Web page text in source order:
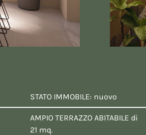
STATO IMMOBILE: nuovo
AMPIO TERRAZZO ABITABILE di
21 mq.